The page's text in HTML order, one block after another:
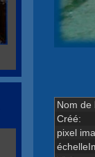
Nom de
Créé:
pixel